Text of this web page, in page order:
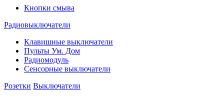
Кнопки смыва
Радиовыключатели
Клавишные выключатели
Пульты Ум. Дом
Радиомодуль
Сенсорные выключатели
Розетки Выключатели